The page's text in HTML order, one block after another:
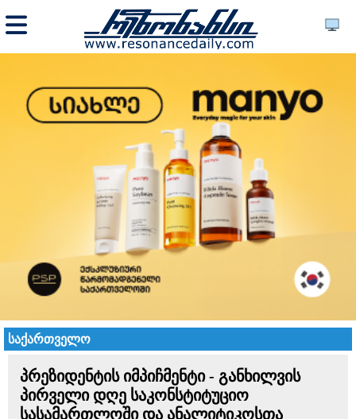
საქართველო
პრეზიდენტის იმპიჩმენტი - განხილვის
პირველი დღე საკონსტიტუციო
სასამართლოში და ანალიტიკოსთა